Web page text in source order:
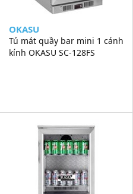
OKASU
Tủ mát quầy bar mini 1 cánh
kính OKASU SC-128FS